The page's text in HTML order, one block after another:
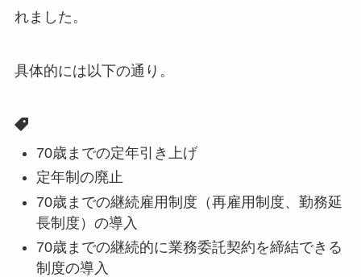
れました。
具体的には以下の通り。
70歳までの定年引き上げ
定年制の廃止
70歳までの継続雇用制度（再雇用制度、勤務延
長制度）の導入
70歳までの継続的に業務委託契約を締結できる
制度の導入